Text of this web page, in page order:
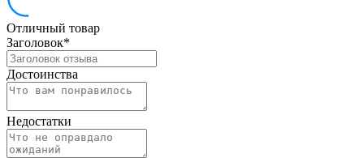
Отличный товар
Заголовок*
Достоинства
Недостатки